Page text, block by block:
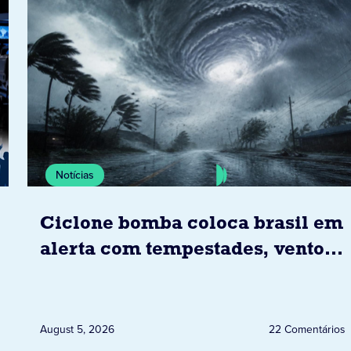
Notícias
Ciclone bomba coloca brasil em
alerta com tempestades, ventos
August 5, 2026 22 Comentários